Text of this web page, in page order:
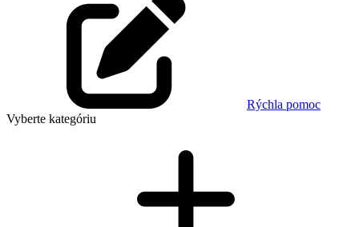
Rýchla pomoc
Vyberte kategóriu